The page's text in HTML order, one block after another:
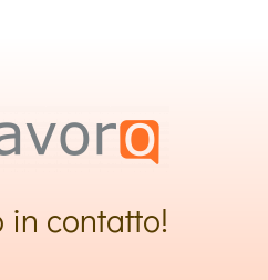
in contatto!